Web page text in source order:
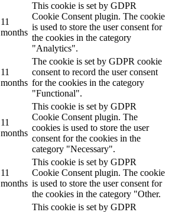
11
months
This cookie is set by GDPR
Cookie Consent plugin. The cookie
is used to store the user consent for
the cookies in the category
"Analytics".
11
months
The cookie is set by GDPR cookie
consent to record the user consent
for the cookies in the category
"Functional".
11
months
This cookie is set by GDPR
Cookie Consent plugin. The
cookies is used to store the user
consent for the cookies in the
category "Necessary".
11
months
This cookie is set by GDPR
Cookie Consent plugin. The cookie
is used to store the user consent for
the cookies in the category "Other.
This cookie is set by GDPR